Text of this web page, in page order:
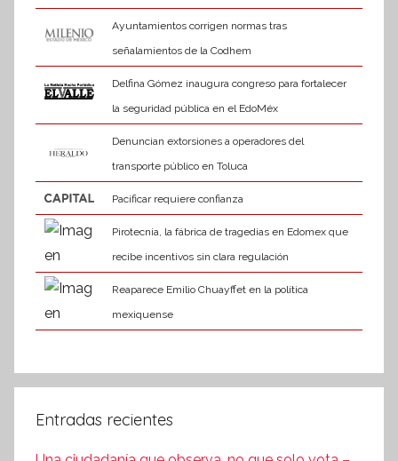
Ayuntamientos corrigen normas tras
señalamientos de la Codhem
Delfina Gómez inaugura congreso para fortalecer
la seguridad pública en el EdoMéx
Denuncian extorsiones a operadores del
transporte público en Toluca
Pacificar requiere confianza
Pirotecnia, la fábrica de tragedias en Edomex que
recibe incentivos sin clara regulación
Reaparece Emilio Chuayffet en la política
mexiquense
Entradas recientes